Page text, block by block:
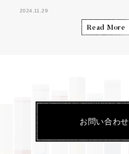
2024.11.29
Read More
お問い合わせ